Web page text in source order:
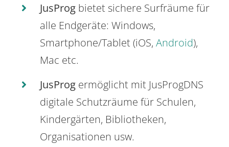
JusProg bietet sichere Surfräume für
alle Endgeräte: Windows,
Smartphone/Tablet (iOS, Android),
Mac etc.
JusProg ermöglicht mit JusProgDNS
digitale Schutzräume für Schulen,
Kindergärten, Bibliotheken,
Organisationen usw.